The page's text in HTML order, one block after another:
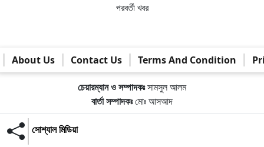
পরবর্তী খবর
About Us Contact Us Terms And Condition
চেয়ারম্যান ও সম্পাদকঃসামসুল আলম
বার্তা সম্পাদকঃমোঃ আসআদ
সোশ্যাল মিডিয়া